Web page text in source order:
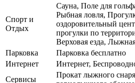
Спорт и
Отдых
Сауна, Поле для
Рыбная ловля,
оздоровительный
прогулки по
Верховая езда,
Парковка
Парковка бесплатно
Интернет
Интернет,
Сервисы
Прокат лыжного